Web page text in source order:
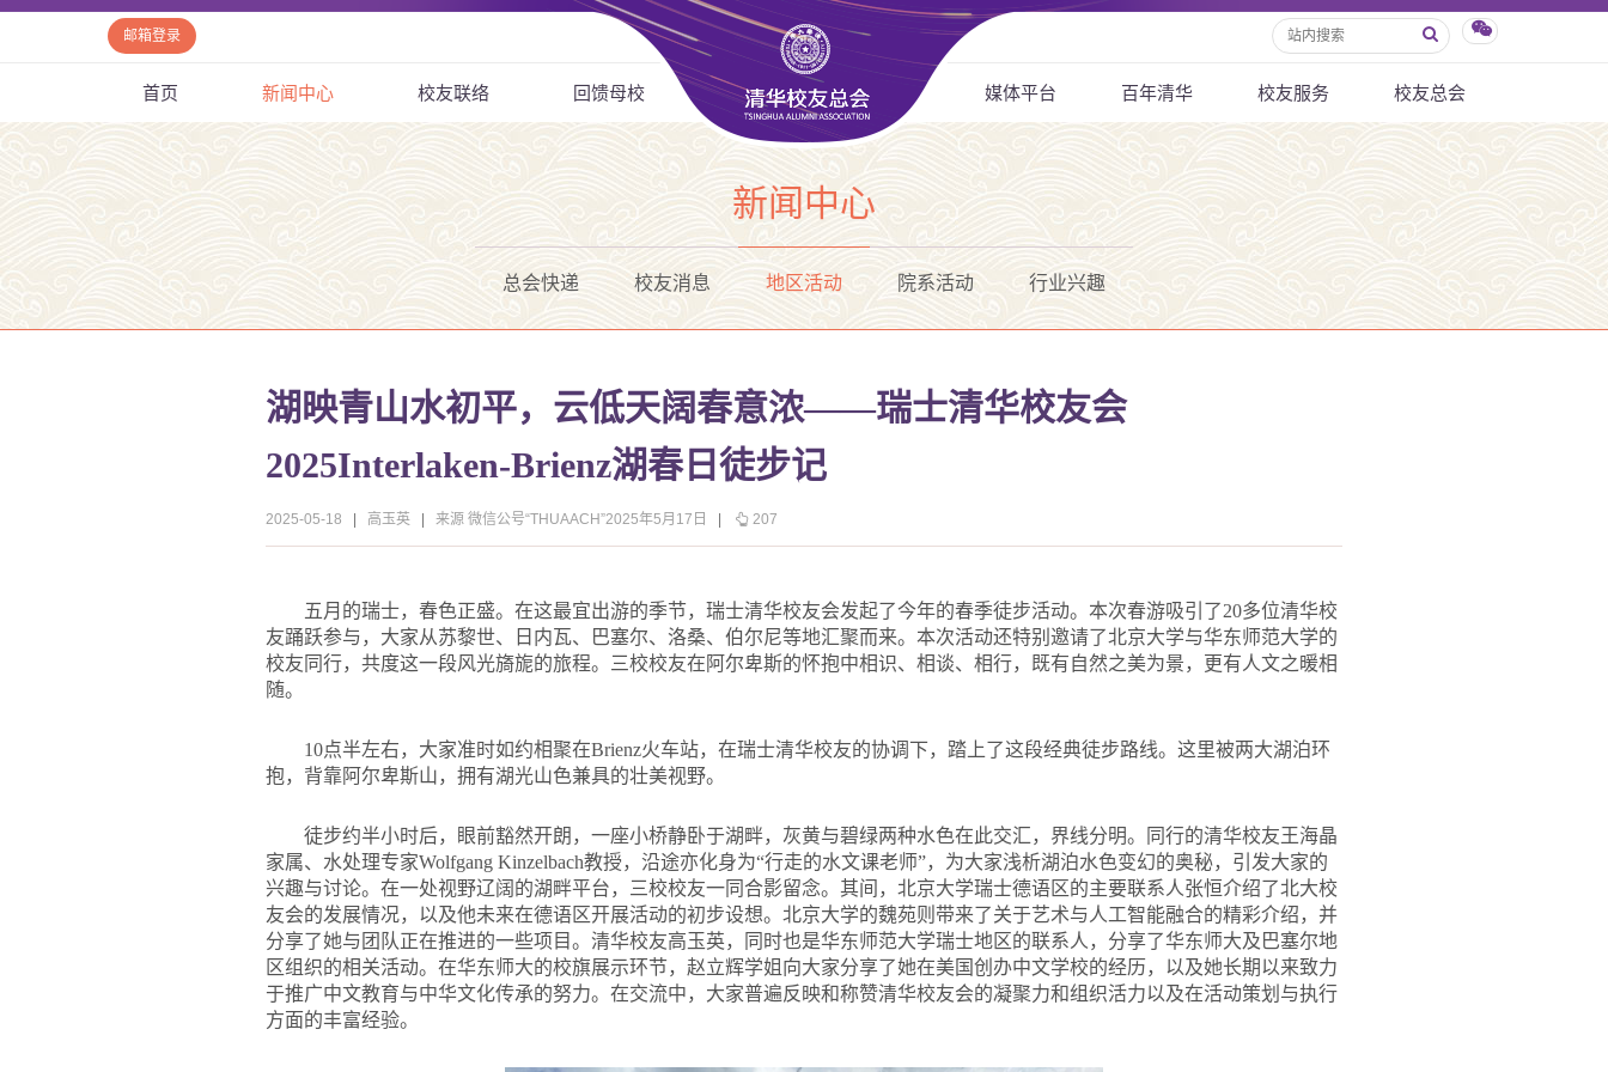
邮箱登录
首页 新闻中心 校友联络 回馈母校 媒体平台 百年清华 校友服务 校友总会
新闻中心
总会快递 校友消息 地区活动 院系活动 行业兴趣
湖映青山水初平，云低天阔春意浓——瑞士清华校友会
2025Interlaken-Brienz湖春日徒步记
2025-05-18 高玉英 来源 微信公号“THUAACH”2025年5月17日 207
五月的瑞士，春色正盛。在这最宜出游的季节，瑞士清华校友会发起了今年的春季徒步活动。本次春游吸引了20多位清华校
友踊跃参与，大家从苏黎世、日内瓦、巴塞尔、洛桑、伯尔尼等地汇聚而来。本次活动还特别邀请了北京大学与华东师范大学的
校友同行，共度这一段风光旖旎的旅程。三校校友在阿尔卑斯的怀抱中相识、相谈、相行，既有自然之美为景，更有人文之暖相
随。
10点半左右，大家准时如约相聚在Brienz火车站，在瑞士清华校友的协调下，踏上了这段经典徒步路线。这里被两大湖泊环
抱，背靠阿尔卑斯山，拥有湖光山色兼具的壮美视野。
徒步约半小时后，眼前豁然开朗，一座小桥静卧于湖畔，灰黄与碧绿两种水色在此交汇，界线分明。同行的清华校友王海晶
家属、水处理专家Wolfgang Kinzelbach教授，沿途亦化身为“行走的水文课老师”，为大家浅析湖泊水色变幻的奥秘，引发大家的
兴趣与讨论。在一处视野辽阔的湖畔平台，三校校友一同合影留念。其间，北京大学瑞士德语区的主要联系人张恒介绍了北大校
友会的发展情况，以及他未来在德语区开展活动的初步设想。北京大学的魏苑则带来了关于艺术与人工智能融合的精彩介绍，并
分享了她与团队正在推进的一些项目。清华校友高玉英，同时也是华东师范大学瑞士地区的联系人，分享了华东师大及巴塞尔地
区组织的相关活动。在华东师大的校旗展示环节，赵立辉学姐向大家分享了她在美国创办中文学校的经历，以及她长期以来致力
于推广中文教育与中华文化传承的努力。在交流中，大家普遍反映和称赞清华校友会的凝聚力和组织活力以及在活动策划与执行
方面的丰富经验。